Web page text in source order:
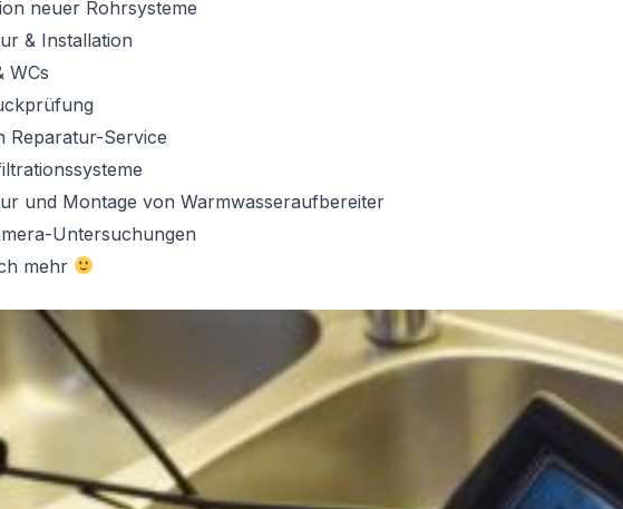
neuer Rohrsysteme
& Installation
WCs
Reparatur-Service
und Montage von Warmwasseraufbereiter
Untersuchungen
mehr